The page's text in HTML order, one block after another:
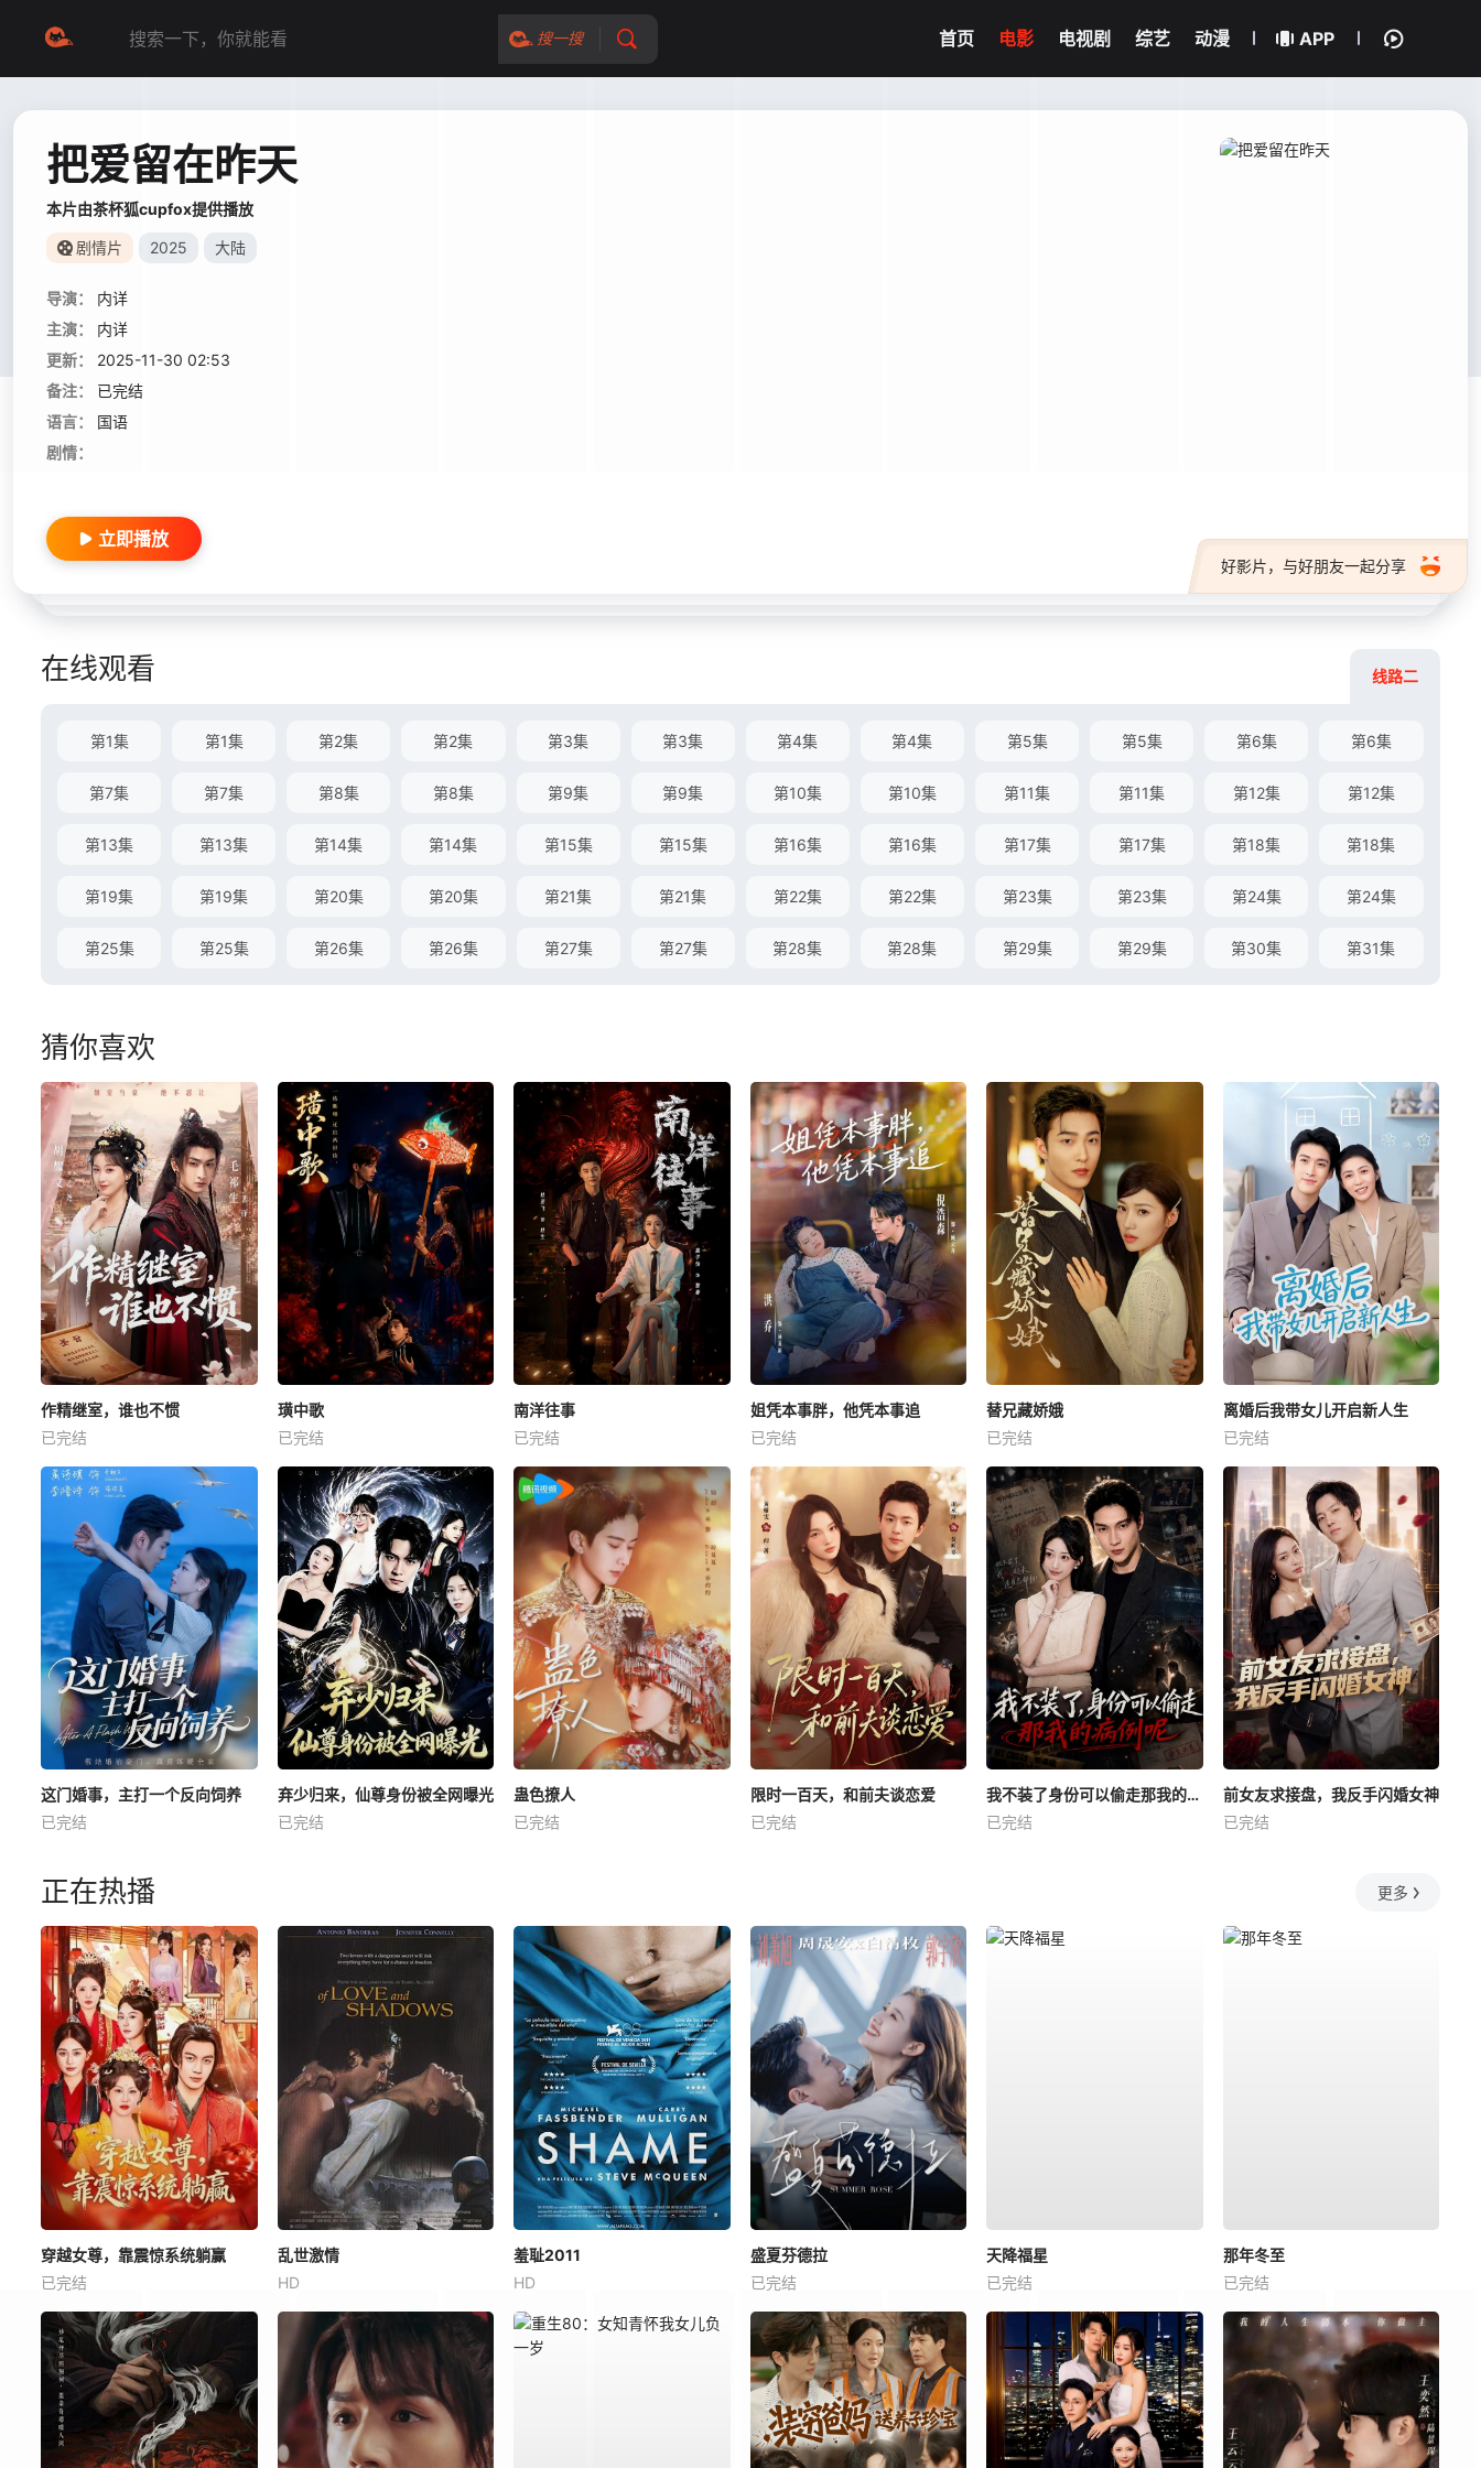
搜一搜 首页 电影 电视剧 综艺 动漫 APP
把爱留在昨天
本片由茶杯狐cupfox提供播放
剧情片 2025 大陆
导演：
内详
主演：
内详
更新：
2025-11-30 02:53
备注：
已完结
语言：
国语
剧情：
好影片，与好朋友一起分享
立即播放
在线观看 线路二
第1集 第1集 第2集 第2集 第3集 第3集 第4集 第4集 第5集 第5集 第6集 第6集
第7集 第7集 第8集 第8集 第9集 第9集 第10集 第10集 第11集 第11集 第12集 第12集
第13集 第13集 第14集 第14集 第15集 第15集 第16集 第16集 第17集 第17集 第18集 第18集
第19集 第19集 第20集 第20集 第21集 第21集 第22集 第22集 第23集 第23集 第24集 第24集
第25集 第25集 第26集 第26集 第27集 第27集 第28集 第28集 第29集 第29集 第30集 第31集
猜你喜欢
作精继室，谁也不惯
已完结
璜中歌
已完结
南洋往事
已完结
姐凭本事胖，他凭本事追
已完结
替兄藏娇娥
已完结
离婚后我带女儿开启新人生
已完结
这门婚事，主打一个反向饲养
已完结
弃少归来，仙尊身份被全网曝光
已完结
蛊色撩人
已完结
限时一百天，和前夫谈恋爱
已完结
我不装了身份可以偷走那我的病例呢
已完结
前女友求接盘，我反手闪婚女神
已完结
正在热播 更多
穿越女尊，靠震惊系统躺赢
已完结
乱世激情
HD
羞耻2011
HD
盛夏芬德拉
已完结
天降福星
已完结
那年冬至
已完结